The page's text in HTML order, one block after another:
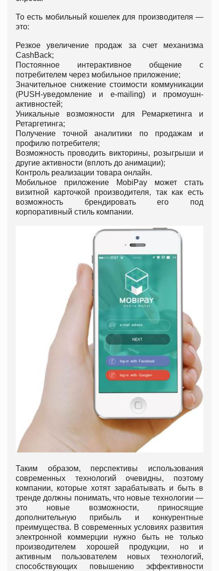
То есть мобильный кошелек для производителя —
это:
Резкое увеличение продаж за счет механизма
CashBack;
Постоянное интерактивное общение с
потребителем через мобильное приложение;
Значительное снижение стоимости коммуникации
(PUSH-уведомление и e-mailing) и промоушн-
активностей;
Уникальные возможности для Ремаркетинга и
Ретаргетинга;
Получение точной аналитики по продажам и
профилю потребителя;
Возможность проводить викторины, розыгрыши и
другие активности (вплоть до анимации);
Контроль реализации товара онлайн.
Мобильное приложение MobiPay может стать
визитной карточкой производителя, так как есть
возможность брендировать его под
корпоративный стиль компании.
Таким образом, перспективы использования
современных технологий очевидны, поэтому
компании, которые хотят зарабатывать и быть в
тренде должны понимать, что новые технологии —
это новые возможности, приносящие
дополнительную прибыль и конкурентные
преимущества. В современных условиях развития
электронной коммерции нужно быть не только
производителем хорошей продукции, но и
активным пользователем новых технологий,
способствующих повышению эффективности